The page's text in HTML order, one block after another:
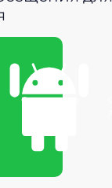
Скачать для